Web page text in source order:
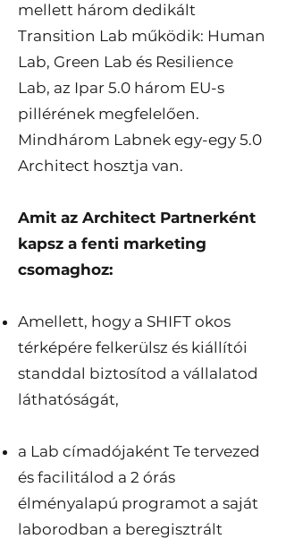
mellett három dedikált
Transition Lab működik: Human
Lab, Green Lab és Resilience
Lab, az Ipar 5.0 három EU-s
pillérének megfelelően.
Mindhárom Labnek egy-egy 5.0
Architect hosztja van.
Amit az Architect Partnerként
kapsz a fenti marketing
csomaghoz:
Amellett, hogy a SHIFT okos
térképére felkerülsz és kiállítói
standdal biztosítod a vállalatod
láthatóságát,
a Lab címadójaként Te tervezed
és facilitálod a 2 órás
élményalapú programot a saját
laborodban a beregisztrált